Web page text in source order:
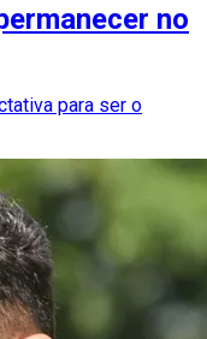
no
para ser o